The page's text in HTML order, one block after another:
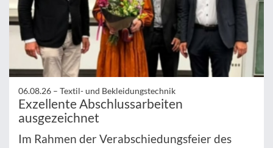
06.08.26 – Textil- und Bekleidungstechnik
Exzellente Abschlussarbeiten
ausgezeichnet
Im Rahmen der Verabschiedungsfeier des